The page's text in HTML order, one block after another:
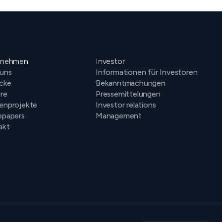
Investor
Informationen für Investoren
Bekanntmachungen
Pressemittelungen
Investor relations
Management